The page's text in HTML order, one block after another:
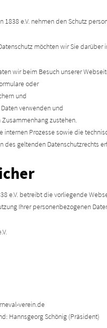
1838 e.V. nehmen den Schutz
möchten wir Sie darüber
wir beim Besuch unserer
oder
und
verwenden und
zustehen.
internen Prozesse sowie die
des geltenden Datenschutzrechts
e.V. betreibt die vorliegende
Ihrer personenbezogenen
verein.de
Hannsgeorg Schönig (Präsident)